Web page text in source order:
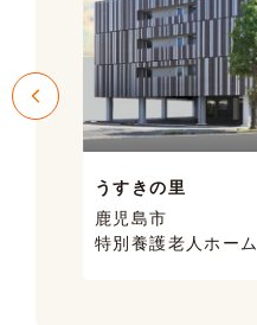
うすきの里
鹿児島市
特別養護老人ホーム